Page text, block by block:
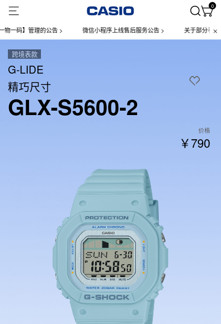
0
】管理的公告 > 微信小程序上线售后服务公告 > 关于部分手表产品
跨境表款
G-LIDE
精巧尺寸
GLX-S5600-2
价格
￥790